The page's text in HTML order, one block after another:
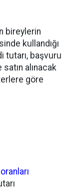
bireylerin
kullandığı
tutarı, başvuru
satın alınacak
göre